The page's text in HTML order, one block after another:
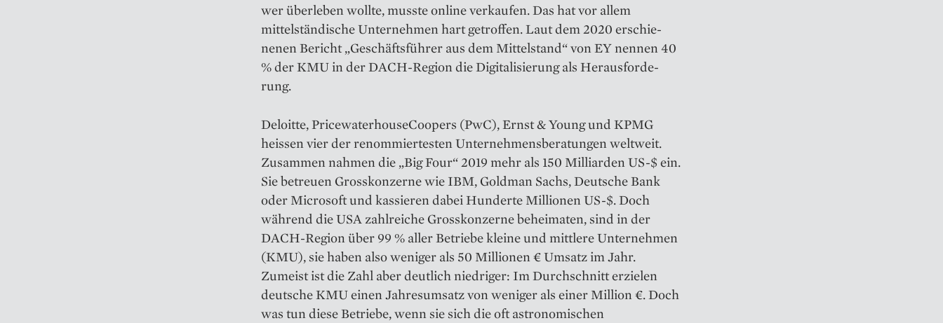
wer überleben wollte, musste online verkaufen. Das hat vor allem
mittelständische Unternehmen hart getroffen. Laut dem 2020 er­schie­
nenen Bericht „Geschäfts­führer aus dem Mittelstand“ von EY nennen 40
% der KMU in der DACH-Region die Digitalisierung als Heraus­for­de­
rung.
Deloitte, Pricewaterhouse­Coopers (PwC), Ernst & Young und KPMG
heissen vier der renommier­testen Unternehmensberatungen weltweit.
Zusammen nahmen die „Big Four“ 2019 mehr als 150 Milliarden US-$ ein.
Sie betreuen Grosskonzerne wie IBM, Goldman Sachs, Deutsche Bank
oder Microsoft und kassieren dabei Hunderte Millionen US-$. Doch
während die USA zahlreiche Grosskonzerne beheimaten, sind in der
DACH-Region über 99 % aller Betriebe kleine und mittlere Un­ternehmen
(KMU), sie haben also weniger als 50 Millionen € Umsatz im Jahr.
Zumeist ist die Zahl aber deutlich niedriger: Im Durchschnitt erzielen
deutsche KMU einen Jahresumsatz von weniger als einer Million €. Doch
was tun diese Betriebe, wenn sie sich die oft astronomischen